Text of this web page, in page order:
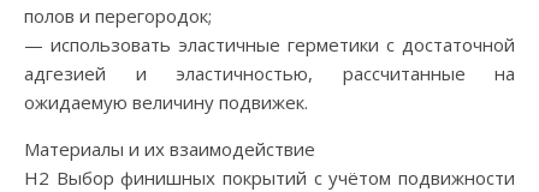
полов и перегородок;
— использовать эластичные герметики с достаточной
адгезией и эластичностью, рассчитанные на
ожидаемую величину подвижек.
Материалы и их взаимодействие
H2 Выбор финишных покрытий с учётом подвижности